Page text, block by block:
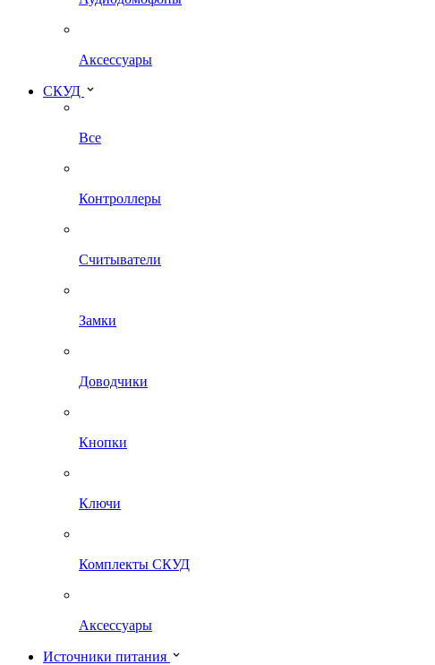
Аксессуары
СКУД
Все
Контроллеры
Считыватели
Замки
Доводчики
Кнопки
Ключи
Комплекты СКУД
Аксессуары
Источники питания